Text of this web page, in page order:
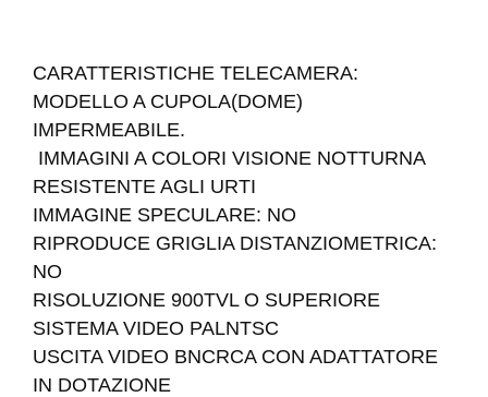
CARATTERISTICHE TELECAMERA:
MODELLO A CUPOLA(DOME)
IMPERMEABILE.
IMMAGINI A COLORI VISIONE NOTTURNA
RESISTENTE AGLI URTI
IMMAGINE SPECULARE: NO
RIPRODUCE GRIGLIA DISTANZIOMETRICA:
NO
RISOLUZIONE 900TVL O SUPERIORE
SISTEMA VIDEO PALNTSC
USCITA VIDEO BNCRCA CON ADATTATORE
IN DOTAZIONE